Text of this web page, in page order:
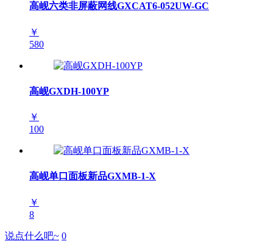
高岘六类非屏蔽网线GXCAT6-052UW-GC
￥
580
高岘GXDH-100YP
￥
100
高岘单口面板新品GXMB-1-X
￥
8
说点什么吧~ 0